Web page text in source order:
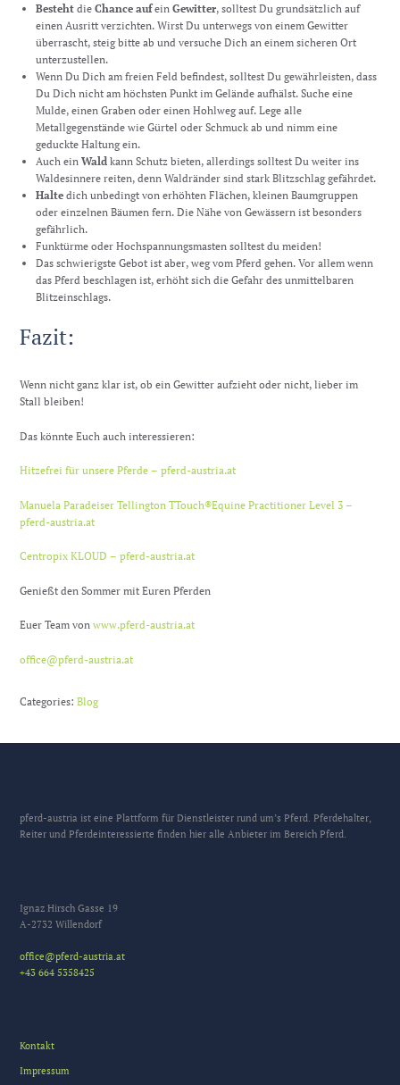
BestehtdieChance aufeinGewitter, solltest Du grundsätzlich auf
einen Ausritt verzichten. Wirst Du unterwegs von einem Gewitter
überrascht, steig bitte ab und versuche Dich an einem sicheren Ort
unterzustellen.
Wenn Du Dich am freien Feld befindest, solltest Du gewährleisten, dass
Du Dich nicht am höchsten Punkt im Gelände aufhälst. Suche eine
Mulde, einen Graben oder einen Hohlweg auf. Lege alle
Metallgegenstände wie Gürtel oder Schmuck ab und nimm eine
geduckte Haltung ein.
Auch einWaldkann Schutz bieten, allerdings solltest Du weiter ins
Waldesinnere reiten, denn Waldränder sind stark Blitzschlag gefährdet.
Halte dich unbedingt von erhöhten Flächen, kleinen Baumgruppen
oder einzelnen Bäumen fern. Die Nähe von Gewässern ist besonders
gefährlich.
Funktürme oder Hochspannungsmasten solltest du meiden!
Das schwierigste Gebot ist aber, weg vom Pferd gehen. Vor allem wenn
das Pferd beschlagen ist, erhöht sich die Gefahr des unmittelbaren
Blitzeinschlags.
Fazit:
Wenn nicht ganz klar ist, ob ein Gewitter aufzieht oder nicht, lieber im
Stall bleiben!
Das könnte Euch auch interessieren:
Hitzefrei für unsere Pferde – pferd-austria.at
Manuela Paradeiser Tellington TTouch®Equine Practitioner Level 3 –
pferd-austria.at
Centropix KLOUD – pferd-austria.at
Genießt den Sommer mit Euren Pferden
Euer Team vonwww.pferd-austria.at
office@pferd-austria.at
Categories:Blog
pferd-austria ist eine Plattform für Dienstleister rund um’s Pferd. Pferdehalter,
Reiter und Pferdeinteressierte finden hier alle Anbieter im Bereich Pferd.
Ignaz Hirsch Gasse 19
A-2732 Willendorf
office@pferd-austria.at
+43 664 5358425
Kontakt
Impressum